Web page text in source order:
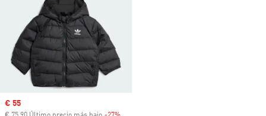
Precio de venta
€ 55